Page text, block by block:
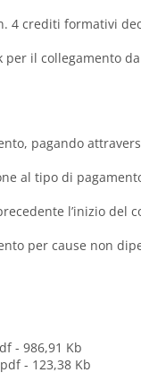
4 crediti formativi
per il collegamento
pagando
al tipo di
l’inizio del
per cause non
- 986,91 Kb
- 123,38 Kb